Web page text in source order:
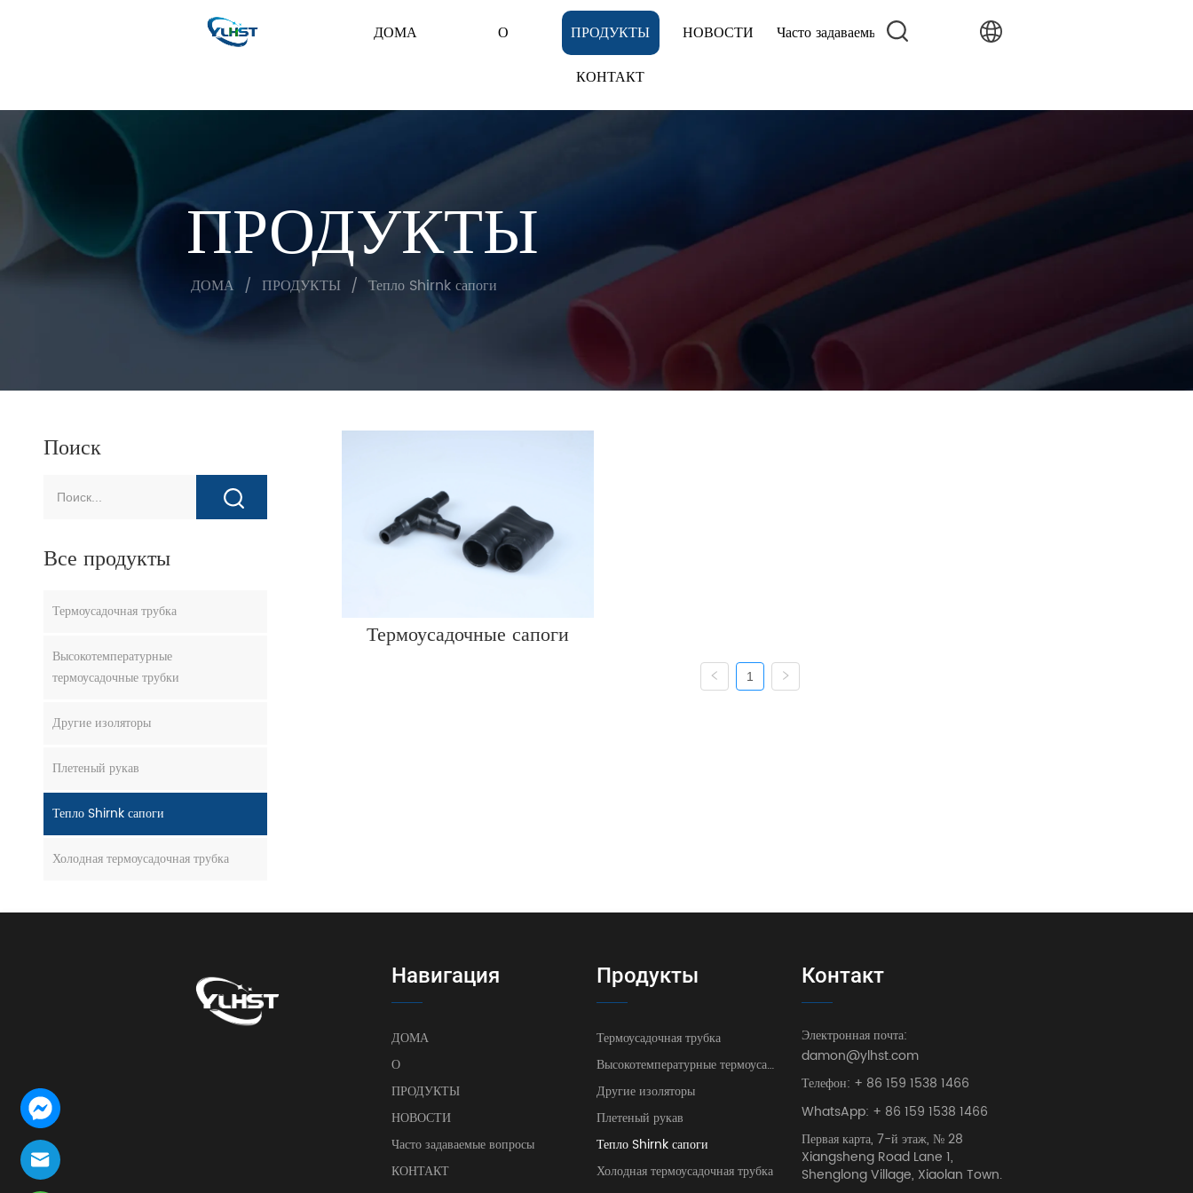
ДОМА О ПРОДУКТЫ НОВОСТИ
Часто задаваемые вопросы
КОНТАКТ
ПРОДУКТЫ
ДОМА / ПРОДУКТЫ / Тепло Shirnk сапоги
Поиск
Все продукты
Термоусадочная трубка
Высокотемпературные
термоусадочные трубки
Другие изоляторы
Плетеный рукав
Тепло Shirnk сапоги
Холодная термоусадочная трубка
Термоусадочные сапоги
1
Навигация
ДОМА
О
ПРОДУКТЫ
НОВОСТИ
Часто задаваемые вопросы
КОНТАКТ
Продукты
Термоусадочная трубка
Высокотемпературные термоусадочные трубки
Другие изоляторы
Плетеный рукав
Тепло Shirnk сапоги
Холодная термоусадочная трубка
Контакт
Электронная почта:
damon@ylhst.com
Телефон: + 86 159 1538 1466
WhatsApp: + 86 159 1538 1466
Первая карта, 7-й этаж, № 28
Xiangsheng Road Lane 1,
Shenglong Village, Xiaolan Town.